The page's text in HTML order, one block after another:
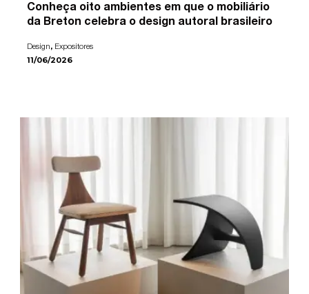
Conheça oito ambientes em que o mobiliário
da Breton celebra o design autoral brasileiro
Design, Expositores
11/06/2026